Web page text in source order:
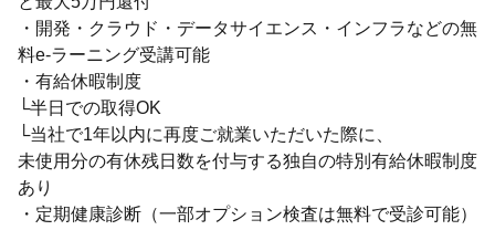
・開発・クラウド・データサイエンス・インフラなどの無
料e-ラーニング受講可能
・有給休暇制度
└半日での取得OK
└当社で1年以内に再度ご就業いただいた際に、
未使用分の有休残日数を付与する独自の特別有給休暇制度
あり
・定期健康診断（一部オプション検査は無料で受診可能）